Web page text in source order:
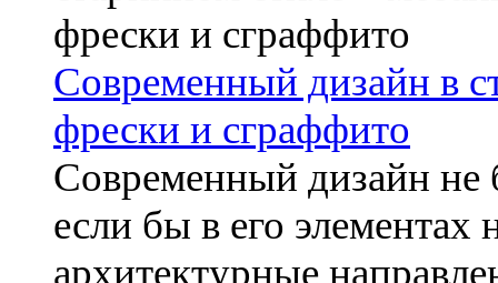
Современный дизайн в
фрески и сграффито
Современный дизайн
если бы в его элементах
архитектурные